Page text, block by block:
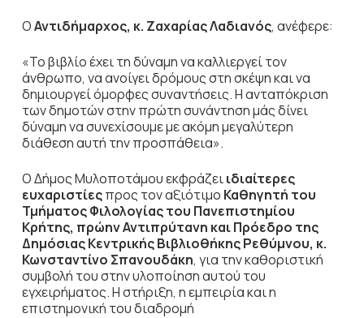
ΟΑντιδήμαρχος, κ. Ζαχαρίας Λαδιανός, ανέφερε:
«Το βιβλίο έχει τη δύναμη να καλλιεργεί τον
άνθρωπο, να ανοίγει δρόμους στη σκέψη και να
δημιουργεί όμορφες συναντήσεις. Η ανταπόκριση
των δημοτών στην πρώτη συνάντηση μάς δίνει
δύναμη να συνεχίσουμε με ακόμη μεγαλύτερη
διάθεση αυτή την προσπάθεια».
Ο Δήμος Μυλοποτάμου εκφράζειιδιαίτερες
ευχαριστίεςπρος τον αξιότιμο Καθηγητή του
Τμήματος Φιλολογίας του Πανεπιστημίου
Κρήτης, πρώην Αντιπρύτανη και Πρόεδρο της
Δημόσιας Κεντρικής Βιβλιοθήκης Ρεθύμνου, κ.
Κωνσταντίνο Σπανουδάκη, για την καθοριστική
συμβολή του στην υλοποίηση αυτού του
εγχειρήματος. Η στήριξη, η εμπειρία και η
επιστημονική του διαδρομή